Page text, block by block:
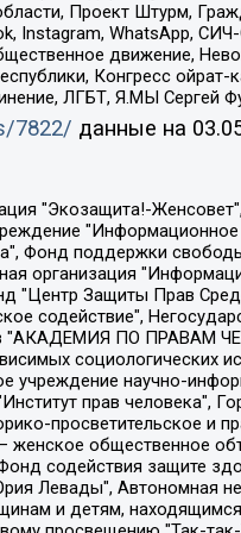
Проект Штурм,
Instagram, WhatsApp,
движение,
Конгресс
ЛГБТ, Я.МЫ Сергей
7822/ данные на
"НАСИЛИЮ.НЕТ", Межрегиональный профессиональный союз работников здравоохранения "Альянс врачей", Юридическое лицо, зарегистрированное в Латвийской Республике, SIA "Medusa Project" (регистрационный номер 40103797863, дата регистрации 10.06.2014), Некоммерческая организация "Фонд по борьбе с коррупцией", Автономная некоммерческая организация "Институт права и публичной политики", Баданин Роман Сергеевич, Гликин Максим Александрович, Железнова Мария Михайловна, Лукьянова Юлия Сергеевна, Маетная Елизавета Витальевна, Маняхин Петр Борисович, Чуракова Ольга Владимировна, Ярош Юлия Петровна, Юридическое лицо "The Insider SIA", зарегистрированное в Риге, Латвийская Республика (дата регистрации 26.06.2015), являющееся администратором доменного имени интернет-издания "The Insider SIA", https://theins.ru, Постернак Алексей Евгеньевич, Рубин Михаил Аркадьевич, Анин Роман Александрович, Юридическое лицо Istories fonds, зарегистрированное в Латвийской Республике (регистрационный номер 50008295751, дата регистрации 24.02.2020), Великовский Дмитрий Александрович, Долинина Ирина Николаевна, Мароховская Алеся Алексеевна, Шлейнов Роман Юрьевич, Шмагун Олеся Валентиновна, Общество с ограниченной ответственностью "Альтаир 2021", Общество с ограниченной ответственностью "Вега 2021", Общество с ограниченной ответственностью "Главный редактор 2021", Общество с ограниченной ответственностью "Ромашки монолит", Важенков Артем Валерьевич, Ивановская областная общественная организация "Центр гендерных